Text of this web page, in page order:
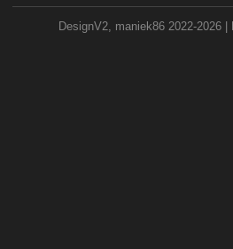
DesignV2, maniek86 2022-2026